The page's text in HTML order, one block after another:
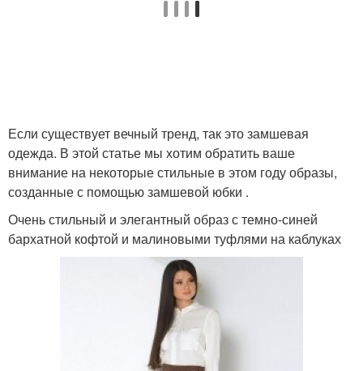
Замшевая юбка Юбка с бахромой
Образ с замшевой
Если существует вечный тренд, так это замшевая
одежда. В этой статье мы хотим обратить ваше
внимание на некоторые стильные в этом году образы,
созданные с помощью замшевой юбки .
Очень стильный и элегантный образ с темно-синей
бархатной кофтой и малиновыми туфлями на каблуках